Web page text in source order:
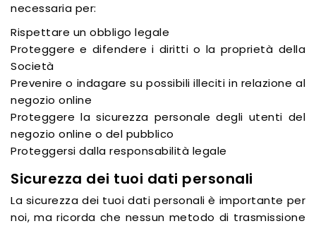
necessaria per:
Rispettare un obbligo legale
Proteggere e difendere i diritti o la proprietà della
Società
Prevenire o indagare su possibili illeciti in relazione al
negozio online
Proteggere la sicurezza personale degli utenti del
negozio online o del pubblico
Proteggersi dalla responsabilità legale
Sicurezza dei tuoi dati personali
La sicurezza dei tuoi dati personali è importante per
noi, ma ricorda che nessun metodo di trasmissione